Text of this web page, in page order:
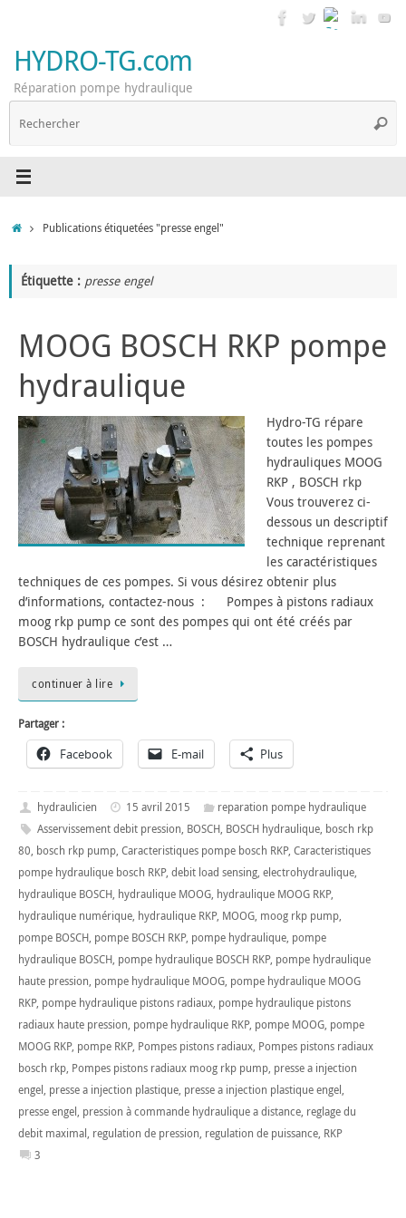
contenu
HYDRO-TG.com
Réparation pompe hydraulique
AccueilPublications étiquetées "presse engel"
Étiquette : presse engel
MOOG BOSCH RKP pompe
hydraulique
Hydro-TG répare
toutes les pompes
hydrauliques MOOG
RKP , BOSCH rkp
Vous trouverez ci-
dessous un descriptif
technique reprenant
les caractéristiques
techniques de ces pompes. Si vous désirez obtenir plus
d’informations, contactez-nous : Pompes à pistons radiaux
moog rkp pump ce sont des pompes qui ont été créés par
BOSCH hydraulique c’est …
continuer à lire
Partager :
Facebook E-mail Plus
hydraulicien 15 avril 2015
reparation pompe hydraulique
Asservissement debit pression, BOSCH, BOSCH hydraulique, bosch rkp
80, bosch rkp pump, Caracteristiques pompe bosch RKP, Caracteristiques
pompe hydraulique bosch RKP, debit load sensing, electrohydraulique,
hydraulique BOSCH, hydraulique MOOG, hydraulique MOOG RKP,
hydraulique numérique, hydraulique RKP, MOOG, moog rkp pump,
pompe BOSCH, pompe BOSCH RKP, pompe hydraulique, pompe
hydraulique BOSCH, pompe hydraulique BOSCH RKP, pompe hydraulique
haute pression, pompe hydraulique MOOG, pompe hydraulique MOOG
RKP, pompe hydraulique pistons radiaux, pompe hydraulique pistons
radiaux haute pression, pompe hydraulique RKP, pompe MOOG, pompe
MOOG RKP, pompe RKP, Pompes pistons radiaux, Pompes pistons radiaux
bosch rkp, Pompes pistons radiaux moog rkp pump, presse a injection
engel, presse a injection plastique, presse a injection plastique engel,
presse engel, pression à commande hydraulique a distance, reglage du
debit maximal, regulation de pression, regulation de puissance, RKP
3